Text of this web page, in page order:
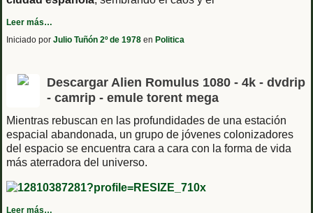
Leer más…
Iniciado por Julio Tuñón 2º de 1978 en Politica
Descargar Alien Romulus 1080 - 4k - dvdrip
- camrip - emule torent mega
Mientras rebuscan en las profundidades de una estación
espacial abandonada, un grupo de jóvenes colonizadores
del espacio se encuentra cara a cara con la forma de vida
más aterradora del universo.
Leer más…